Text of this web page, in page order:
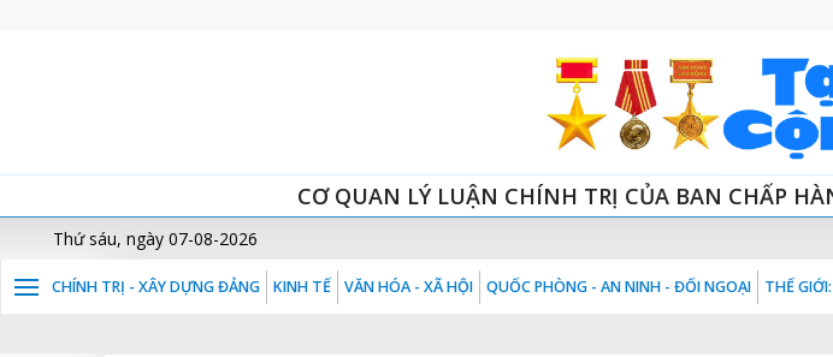
CƠ QUAN LÝ LUẬN CHÍNH TRỊ CỦA BAN CHẤP
Thứ sáu, ngày 07-08-2026
CHÍNH TRỊ - XÂY DỰNG ĐẢNG KINH TẾ VĂN HÓA - XÃ HỘI QUỐC PHÒNG - AN NINH - ĐỐI NGOẠI THẾ